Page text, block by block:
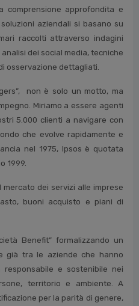
comprensione approfondita e
aziendali si basano su
raccolti attraverso indagini
dei social media, tecniche
osservazione dettagliati.
non è solo un motto, ma
Miriamo a essere agenti
5.000 clienti a navigare con
che evolve rapidamente e
nel 1975, Ipsos è quotata
1999.
mercato dei servizi alle imprese
buoni acquisto e piani di
Benefit” formalizzando un
già tra le aziende che hanno
e sostenibile nei
territorio e ambiente. A
per la parità di genere,